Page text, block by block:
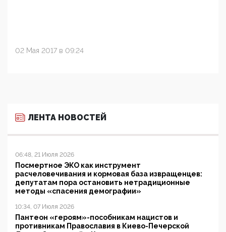
02 Мая 2017 в 09:24
ЛЕНТА НОВОСТЕЙ
06:48, 21 Июля 2026
Посмертное ЭКО как инструмент
расчеловечивания и кормовая база извращенцев:
депутатам пора остановить нетрадиционные
методы «спасения демографии»
10:34, 07 Июля 2026
Пантеон «героям»-пособникам нацистов и
противникам Православия в Киево-Печерской